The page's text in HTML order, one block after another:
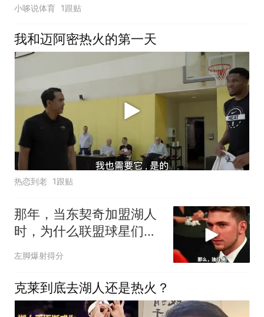
小哆说体育 1跟贴
我和迈阿密热火的第一天
热恋到老 1跟贴
那年，当东契奇加盟湖人
时，为什么联盟球星们会
齐齐露出这个反应
左脚爆射得分
克莱到底去湖人还是热火？